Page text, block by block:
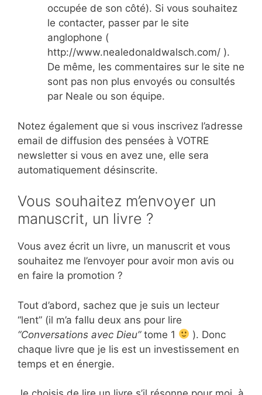
occupée de son côté). Si vous souhaitez
le contacter, passer par le site
anglophone (
http://www.nealedonaldwalsch.com/ ).
De même, les commentaires sur le site ne
sont pas non plus envoyés ou consultés
par Neale ou son équipe.
Notez également que si vous inscrivez l’adresse
email de diffusion des pensées à VOTRE
newsletter si vous en avez une, elle sera
automatiquement désinscrite.
Vous souhaitez m’envoyer un
manuscrit, un livre ?
Vous avez écrit un livre, un manuscrit et vous
souhaitez me l’envoyer pour avoir mon avis ou
en faire la promotion ?
Tout d’abord, sachez que je suis un lecteur
“lent” (il m’a fallu deux ans pour lire
“Conversations avec Dieu”tome 1
). Donc
chaque livre que je lis est un investissement en
temps et en énergie.